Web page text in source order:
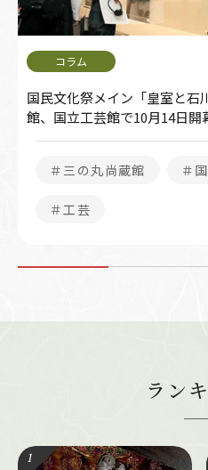
国民文化祭メイン「皇室と
館、国立工芸館で10月14日開
＃三の丸尚蔵館 ＃
＃工芸
ラン